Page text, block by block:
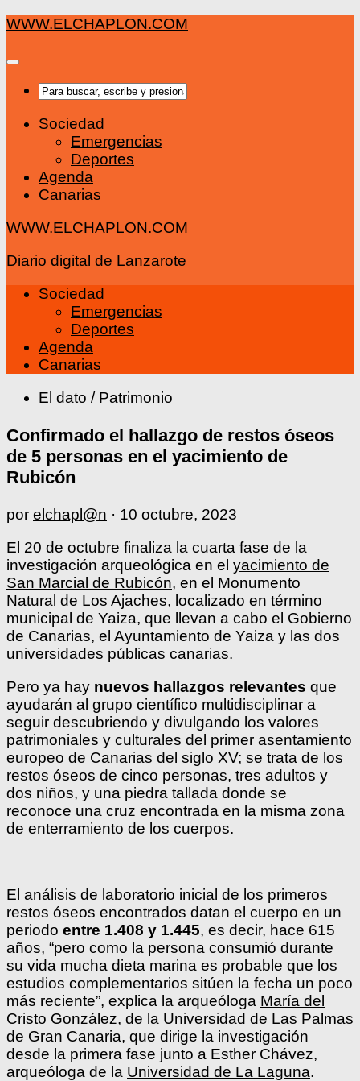
Saltar
contenido
WWW.ELCHAPLON.COM
Sociedad
Emergencias
Deportes
Agenda
Canarias
WWW.ELCHAPLON.COM
Diario digital de Lanzarote
Sociedad
Emergencias
Deportes
Agenda
Canarias
El dato / Patrimonio
Confirmado el hallazgo de restos óseos
de 5 personas en el yacimiento de
Rubicón
por elchapl@n · 10 octubre, 2023
El 20 de octubre finaliza la cuarta fase de la
investigación arqueológica en el yacimiento de
San Marcial de Rubicón, en el Monumento
Natural de Los Ajaches, localizado en término
municipal de Yaiza, que llevan a cabo el Gobierno
de Canarias, el Ayuntamiento de Yaiza y las dos
universidades públicas canarias.
Pero ya hay nuevos hallazgos relevantes que
ayudarán al grupo científico multidisciplinar a
seguir descubriendo y divulgando los valores
patrimoniales y culturales del primer asentamiento
europeo de Canarias del siglo XV; se trata de los
restos óseos de cinco personas, tres adultos y
dos niños, y una piedra tallada donde se
reconoce una cruz encontrada en la misma zona
de enterramiento de los cuerpos.
El análisis de laboratorio inicial de los primeros
restos óseos encontrados datan el cuerpo en un
periodo entre 1.408 y 1.445, es decir, hace 615
años, “pero como la persona consumió durante
su vida mucha dieta marina es probable que los
estudios complementarios sitúen la fecha un poco
más reciente”, explica la arqueóloga María del
Cristo González, de la Universidad de Las Palmas
de Gran Canaria, que dirige la investigación
desde la primera fase junto a Esther Chávez,
arqueóloga de la Universidad de La Laguna.